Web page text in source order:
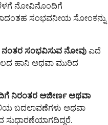
ನೋವಿನೊಂದಿಗೆ
ಸಂಭವನೀಯ ಸೋಂಕನ್ನು
ಸಂಭವಿಸುವ ನೋವು ಎದೆ
ಹಾನಿ ಅಥವಾ ಮುರಿದ
ನಿರಂತರ ಅಜೀರ್ಣ ಅಥವಾ
ಬದಲಾವಣೆಗಳು ಅಥವಾ
ಸುಧಾರಣೆಯಾಗದಿದ್ದರೆ.